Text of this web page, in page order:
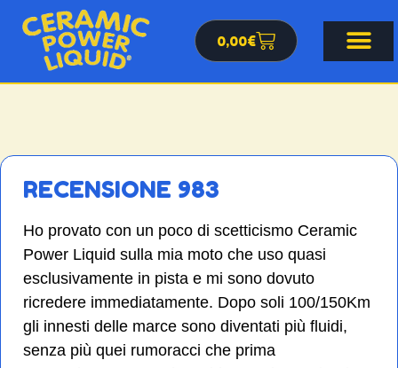
0,00€
RECENSIONE 983
Ho provato con un poco di scetticismo Ceramic
Power Liquid sulla mia moto che uso quasi
esclusivamente in pista e mi sono dovuto
ricredere immediatamente. Dopo soli 100/150Km
gli innesti delle marce sono diventati più fluidi,
senza più quei rumoracci che prima